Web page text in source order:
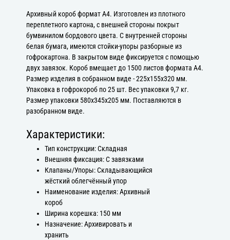
Архивный короб формат А4. Изготовлен из плотного
переплетного картона, с внешней стороны покрыт
бумвинилом бордового цвета. С внутренней стороны
белая бумага, имеются стойки-упоры разборные из
гофрокартона. В закрытом виде фиксируется с помощью
двух завязок. Короб вмещает до 1500 листов формата А4.
Размер изделия в собранном виде - 225х155х320 мм.
Упаковка в гофрокороб по 25 шт. Вес упаковки 9,7 кг.
Размер упаковки 580х345х205 мм. Поставляются в
разобранном виде.
Характеристики:
Тип конструкции: Складная
Внешняя фиксация: С завязками
Клапаны/Упоры: Складывающийся
жёсткий облегчённый упор
Наименование изделия: Архивный
короб
Ширина корешка: 150 мм
Назначение: Архивировать и
хранить